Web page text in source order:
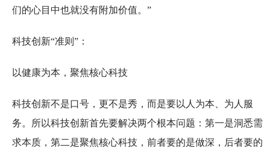
们的心目中也就没有附加价值。”
科技创新“准则”：
以健康为本，聚焦核心科技
科技创新不是口号，更不是秀，而是要以人为本、为人服
务。所以科技创新首先要解决两个根本问题：第一是洞悉需
求本质，第二是聚焦核心科技，前者要的是做深，后者要的